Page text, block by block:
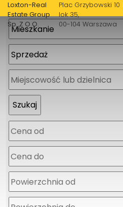
Loxton-Real
Estate Group
Sp. Z O.O.
Plac Grzybowski 10
lok 35
00-104 Warszawa